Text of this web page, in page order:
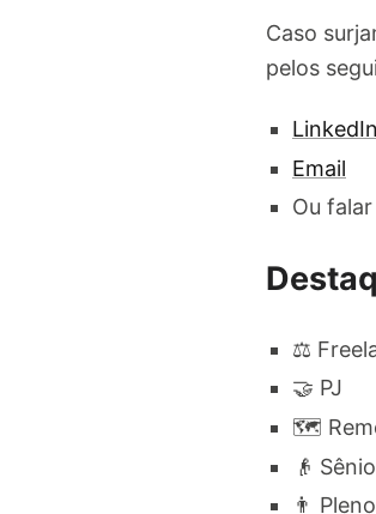
Caso
pelos
LinkedIn
Email
Ou
⚖️
🤝 PJ
🗺️
👴
👨